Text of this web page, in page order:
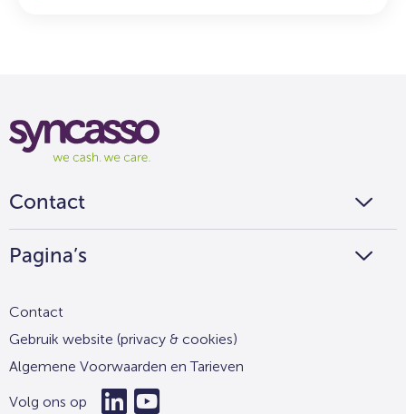
Syncasso
We
we
Contact
Pagina’s
Contact
Gebruik website (privacy & cookies)
Algemene Voorwaarden en Tarieven
Volg ons op